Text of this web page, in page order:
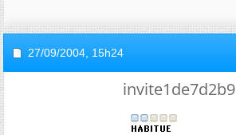
27/09/2004, 15h24
invite1de7d2b9